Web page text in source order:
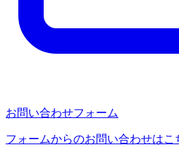
お問い合わせフォーム
フォームからのお問い合わせはこ